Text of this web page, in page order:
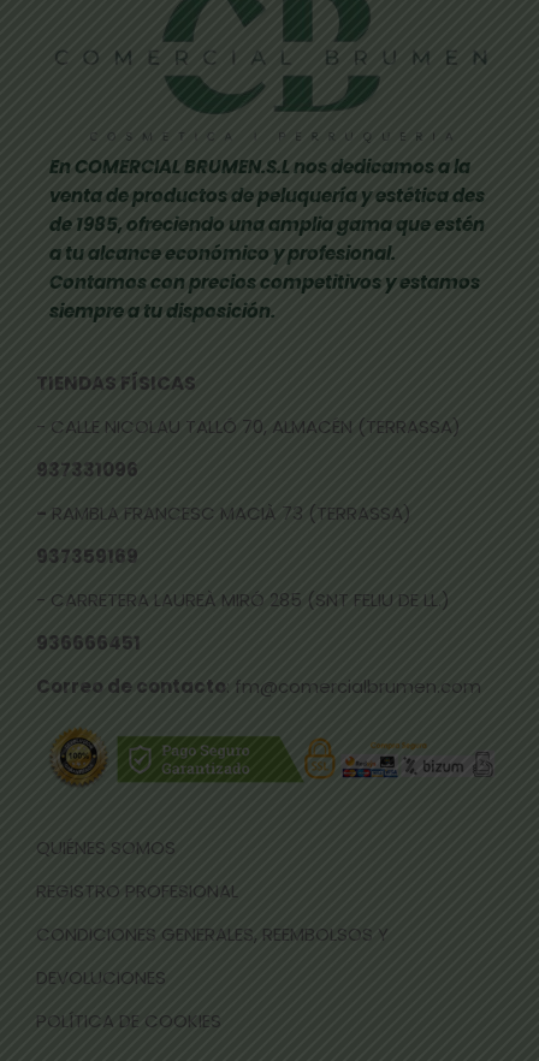
En COMERCIAL BRUMEN.S.L nos dedicamos a la
venta de productos de peluquería y estética des
de 1985, ofreciendo una amplia gama que estén
a tu alcance económico y profesional.
Contamos con precios competitivos y estamos
siempre a tu disposición.
TIENDAS FÍSICAS
- CALLE NICOLAU TALLÓ 70, ALMACÉN (TERRASSA)
937331096
- RAMBLA FRANCESC MACIÀ 73 (TERRASSA)
937359169
- CARRETERA LAUREÀ MIRÓ 285 (SNT FELIU DE LL.)
936666451
Correo de contacto: fm@comercialbrumen.com
QUIÉNES SOMOS
REGISTRO PROFESIONAL
CONDICIONES GENERALES, REEMBOLSOS Y
DEVOLUCIONES
POLÍTICA DE COOKIES